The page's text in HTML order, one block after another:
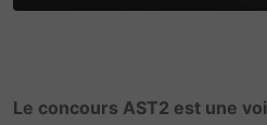
Le concours AST2 est une